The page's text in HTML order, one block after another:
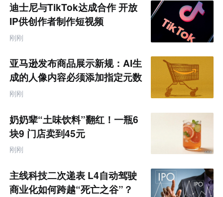
迪士尼与TikTok达成合作 开放
IP供创作者制作短视频
刚刚
亚马逊发布商品展示新规：AI生
成的人像内容必须添加指定元数
据
刚刚
奶奶辈“土味饮料”翻红！一瓶6
块9 门店卖到45元
刚刚
主线科技二次递表 L4自动驾驶
商业化如何跨越“死亡之谷”？